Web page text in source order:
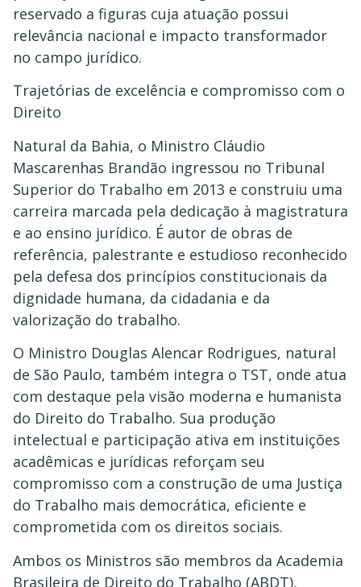
reservado a figuras cuja atuação possui
relevância nacional e impacto transformador
no campo jurídico.
Trajetórias de excelência e compromisso com o
Direito
Natural da Bahia, o Ministro Cláudio
Mascarenhas Brandão ingressou no Tribunal
Superior do Trabalho em 2013 e construiu uma
carreira marcada pela dedicação à magistratura
e ao ensino jurídico. É autor de obras de
referência, palestrante e estudioso reconhecido
pela defesa dos princípios constitucionais da
dignidade humana, da cidadania e da
valorização do trabalho.
O Ministro Douglas Alencar Rodrigues, natural
de São Paulo, também integra o TST, onde atua
com destaque pela visão moderna e humanista
do Direito do Trabalho. Sua produção
intelectual e participação ativa em instituições
acadêmicas e jurídicas reforçam seu
compromisso com a construção de uma Justiça
do Trabalho mais democrática, eficiente e
comprometida com os direitos sociais.
Ambos os Ministros são membros da Academia
Brasileira de Direito do Trabalho (ABDT),